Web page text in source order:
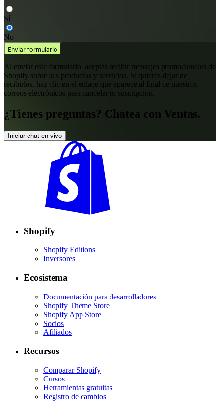
Sí
No
Enviar formulario
Al enviar este formulario, aceptas recibir mensajes promocionales de
Shopify sobre sus productos y servicios. Si quieres dejar de
recibirlos, haz clic en el enlace que aparece al final de nuestros
correos electrónicos para cancelar tu suscripción.
¿Tienes preguntas? Chatea con Ventas.
Iniciar chat en vivo
Shopify
Shopify Editions
Inversores
Ecosistema
Documentación para desarrolladores
Shopify Theme Store
Shopify App Store
Socios
Afiliados
Recursos
Comparar Shopify
Cursos
Herramientas gratuitas
Registro de cambios